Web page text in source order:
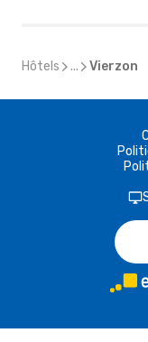
Hôtels ... Vierzon